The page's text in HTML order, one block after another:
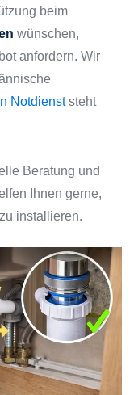
beim
wünschen,
anfordern. Wir
Notdienststeht
Beratung und
Ihnen gerne,
installieren.